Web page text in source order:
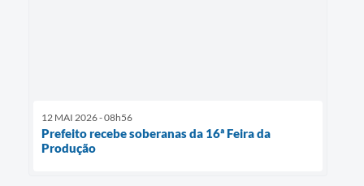
12 MAI 2026 - 08h56
Prefeito recebe soberanas da 16ª Feira da
Produção